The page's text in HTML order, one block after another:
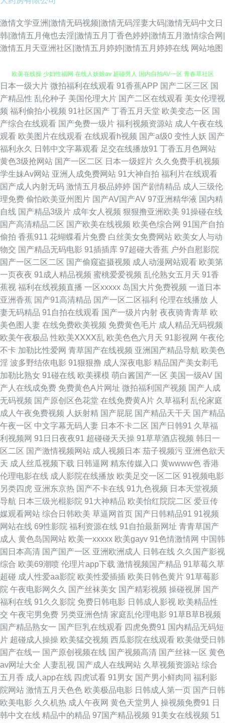
激情文学亚洲|激情无码视频|激情无码淫妻大码|激情无码中文日
韩|激情五月俺也去淫|激情五月丁香色婷婷|激情五月激情综合网|
激情五月天亚洲社区|激情五月婷婷|激情五月婷婷在线 网站地图
男人社av 后入大屁股 AV福利页 国产不卡啪啪啪 黄色A片网址 美女午夜影院
欧美在线操 少妇性福网 在线人妖娘av 超碰男人 国内自拍AV一区 青春草社区
伊人操久久 俺去也欧洲综合 九九热色 日韩女优无码a 91免费在线看 超碰快
爱 久久影视新址 五月大香蕉网站 91蜜臀人妻 超碰人人自拍 狠狠久久精品
免费三级欧韩 亚洲成网站 国产精品精品 欧美精品性爱 欧美残虐另类网站
www国产中文 东方色图 老司机副利院 91AV欧美 超碰AV夜夜操 国内草逼中
文字幕 日本欧美另类 伪娘自慰网站 91a视频在线 97自拍视频 狠狠操导航 欧
美啊V 天天综合素质快播 午夜伦理精美A片 超碰激情 韩国avvv 蜜臀91 日韩
三级高清无码 天堂女优久久 91视频18 超碰在线欧美 韩国理论av电影 另类
视频uu 欧美激eyy 先锋av影视导航 草莓视频网站18 久久草六月 欧美日韩国
产综合 天堂Av电影官网 51黑料偷拍 超碰最新91大神 黄色片之午夜播放 人
妖自慰网站 午夜剧场老司机 波多野结衣一本道 国产精品97 欧洲成人ab 深夜
福利院引导站 亚洲AV东方在线 AV综合资源 国产1区综合情色 欧美另类群交
日韩影院五区 91入口黑丝 成人精品鲁一鲁 黑丝三级a片 欧美色网导航 日韩
操操操 做爱网站91 黄色免费小电影 青青草综合在线 先锋影音熟女 91最新
高清播放一区二区 黑丝自慰 欧美精品乱 日韩精品国产精品 韩国不卡视频 豆
花18在线网页 欧美AA视频 深夜干B软件 91你懂的在线 九一黄色免费网站 日
日操B 在线青青草av 97超碰热线 国产v网站 久久綜合很很很 欧美美逼 丝袜
AV影院 亚洲情侣自拍91 超碰自拍网站 精品久久伊人超碰 欧美肏屄视频 日
本三极黄色影院 成人AV精品 久草免费福利站 欧美恋足福利 日韩e级免费 午
夜无码 99超碰总站 国产一区二区久久 青青操影院 熟女久草 亚洲欧洲另类
东京热蜜桃网 韩国av无码观看 欧美另类极度 熟女后入 91人妻草 玖玖艹东京
日韩午夜福利av 亚洲艹视频 91色啦自拍 www我操欧美 久久草国产 日本色
婷婷 91官方视频网站 超碰9191 国产搡女人高潮 伊人福利导航 成人天堂蜜
桃在线 黄涩91大片 男女91上 日本无码影院 AV网站入 国产在线xx 麻豆精品
123 日韩成人一本道 草笔免费视频 欧美性爱一区 av网站导航 国产成人天天
日本一级大片 微拍福利在线观看 91香蕉APP 国产二区三区 国
产精品性 乱伦种子 美国伦理大片 国产二区在线观看 美女伦理视
频 福利偷拍小视频 91社区国产 丁香五月天堂 欧美变态一区 国
产综合在线观看 国产免费一级片 福利视频资源站 成人午夜在线
观看 欧美图片在线观看 在线观看h视频 国产a级0 变性人妖 国产
福利永久
日韩中文字幕观看 足交在线播放91 丁香五月色网站
黄色3级抢网站 国产一区二区 日本一级婬片 久久免费手机视频
学生妹Av网站 亚洲人成免费网站 91大神自拍 福利片在线观看
国产成人内射无码 激情五月极品婷婷 国产剧情精品 成人三级伦
理免费 偷怕欧美亚州图片 国产AV国产AV 97亚洲精华液 国内精
自线 国产精品3级片 成年女人视频 狠狠撸亚洲欧美 91操碰在线
国产高清精品二区 国产欧美在线视频 欧美色综合网 91国产自拍
偷拍 香蕉911 花蝴蝶看片免费 白丝美女免费网站 欧美女人与动
物交 国产精品无码电影 91插插库 97超碰大香蕉 户外自慰影院
国产一区二区二区 国产偷窥盗摄视频 成人动漫网站观看 欧美第
一页夜夜 91成人精品视频 蜜桃爱爱视频 乱伦熟女五月天 91香
蕉视 福利在线视频直播 一区xxxxx 岛国大片免费视频 一道日本
亚洲香蕉 国产91高清精品 国产一区二区福利 伦理在线播放 人
妻无码精品 91自拍在线观看 国产一级片内射 夜夜骑青青草 欧
美色图人妻 在线免费欧美视频 免费黄色毛片 成人精品无码视频
欧美午夜极品 性欧美ⅩⅩⅩⅩ乱 欧美色色六月天 91影视网 午夜伦
不卡 加勒比性爱网 青草国产在线视频 亚洲国产精品导航 欧美色
淫 波多野结依电影 91狠狠撸 成人深夜电影 精品国产美女剃毛
加勒比熟女 91碰在线 欧美裸模 萌白酱国产一区 美国一级AV 国
产人在线成免费 免费黄色A片网址 微拍福利国产视频 国产人成
无码视频 国产原创区色花堂 在线免费黄A片 久草福利 乱伦家庭
成人午夜免费视频 人妖射精 国产屁屁 国产精品天干天 国产精品
午夜一区 中文字幕无码人妻 日本不卡二区 国产日韩91 久草福
利视频网 91日日夜夜91 超碰碰天天操 91草草酒店视频 韩日一
区二区 国产激情视频网站 成人视频日本 茄子视频污 亚洲色欲天
天 成人丝瓜视频下载 日韩逼网 精东传媒入口 黄wwww色 香港
伦理电影在线 成人影院在线播放 欧美足交一区二区 91视频电影
另类四虎 亚洲东京热 国产不卡在线 91九色视频 日本天堂视频
导航 日本三级光棍影院 91大神精品 欧美怡红院院二区 爱豆传
媒观看网站 综合日韩欧美 草逼网首页 国产日韩精品91 91视频
网站在线 69性影院 福利资源在线 91自拍最新网址 青青草国产
成人 黄色岛国网站 欧美一xxxxx 欧美gayv 91色情激情网 中国韩
国日本高清 国产国产一区 亚洲欧洲成人 日韩在线 久久国产影视
综合 欧美69潮喷 伦理片app下载 激情视频国产精品 91草莓久草
超碰 成人性爱aa影院 欧美性爱插插 欧美日韩色黄片 91草莓影
院 午夜电影网久久 国产丝袜美女 国产精彩视频 操碰视屏 国产
福利在线 91久久影院 免费日韩电影 日韩成人影视 欧美精品性
交 午夜宅男免费 另类亚洲色情 家庭乱伦理电影 91草B草B视频
国产精品熟女一 国产巨乳在线观看 四虎免费91 国内精品无码短
片 超碰成人操操 欧美猛交视频 西瓜影院在线观看 欧美做受日韩
国产在线一 国产原创视频在线 国产视频高清 国产丝袜一区 黄色
av网址大全 人妻乱视 国产成人在线网站 久草视频资源站 综合
五月香 成人app在线 四虎试看 91男女 国产男小鲜肉同 福利影
院网站 激情五月天色色 欧美极品电影 日韩成人第一页 国产日韩
欧美电影 久久机热 成人午夜网 黄色天堂男人 操视频免费91 日
韩中文在线 精品中的精品 97国产精品视频 91美女在线视频 51